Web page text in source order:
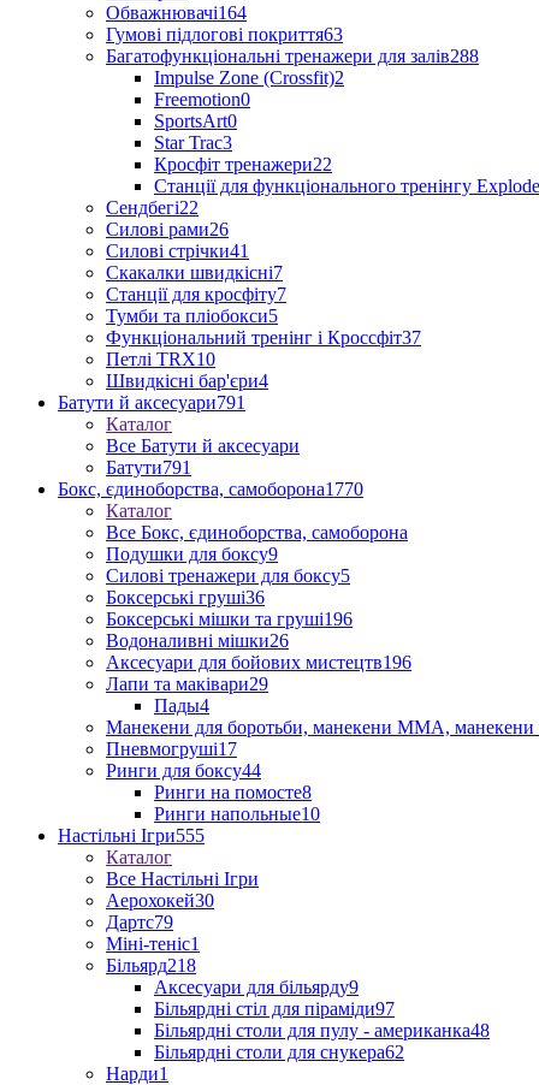
Обважнювачі164
Гумові підлогові покриття63
Багатофункціональні тренажери для залів288
Impulse Zone (Crossfit)2
Freemotion0
SportsArt0
Star Trac3
Кросфіт тренажери22
Станції для функціонального тренінгу Explode
Сендбегі22
Силові рами26
Силові стрічки41
Скакалки швидкісні7
Станції для кросфіту7
Тумби та пліобокси5
Функціональний тренінг і Кроссфіт37
Петлі TRX10
Швидкісні бар'єри4
Батути й аксесуари791
Каталог
Все Батути й аксесуари
Батути791
Бокс, єдиноборства, самоборона1770
Каталог
Все Бокс, єдиноборства, самоборона
Подушки для боксу9
Силові тренажери для боксу5
Боксерські груші36
Боксерські мішки та груші196
Водоналивні мішки26
Аксесуари для бойових мистецтв196
Лапи та маківари29
Пады4
Манекени для боротьби, манекени ММА, манекени
Пневмогруші17
Ринги для боксу44
Ринги на помосте8
Ринги напольные10
Настільні Ігри555
Каталог
Все Настільні Ігри
Аерохокей30
Дартс79
Міні-теніс1
Більярд218
Аксесуари для більярду9
Більярдні стіл для піраміди97
Більярдні столи для пулу - американка48
Більярдні столи для снукера62
Нарди1